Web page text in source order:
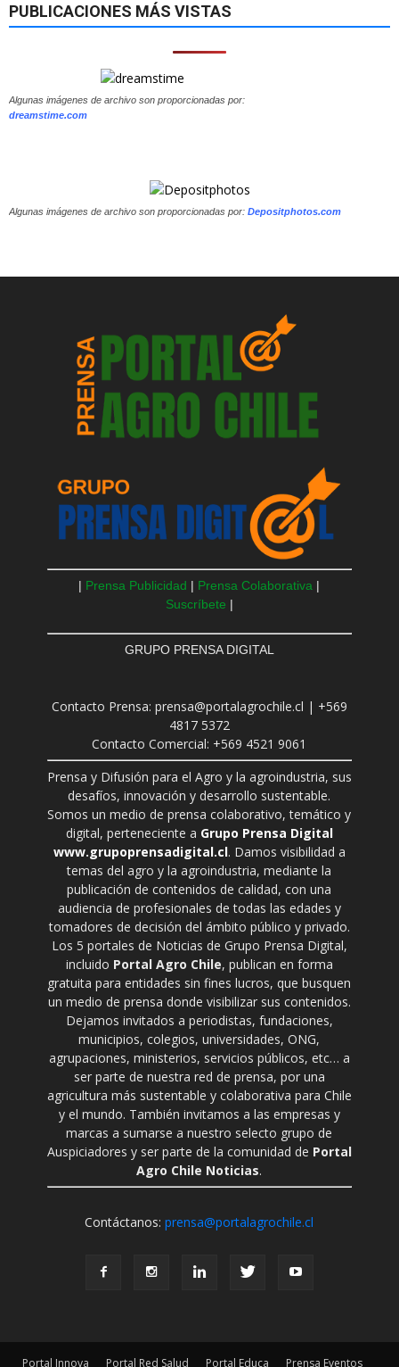
PUBLICACIONES MÁS VISTAS
Algunas imágenes de archivo son proporcionadas por:
dreamstime.com
Algunas imágenes de archivo son proporcionadas por: Depositphotos.com
| Prensa Publicidad | Prensa Colaborativa |
Suscríbete |
GRUPO PRENSA DIGITAL
Contacto Prensa: prensa@portalagrochile.cl | +569
4817 5372
Contacto Comercial: +569 4521 9061
Prensa y Difusión para el Agro y la agroindustria, sus
desafíos, innovación y desarrollo sustentable.
Somos un medio de prensa colaborativo, temático y
digital, perteneciente a Grupo Prensa Digital
www.grupoprensadigital.cl. Damos visibilidad a
temas del agro y la agroindustria, mediante la
publicación de contenidos de calidad, con una
audiencia de profesionales de todas las edades y
tomadores de decisión del ámbito público y privado.
Los 5 portales de Noticias de Grupo Prensa Digital,
incluido Portal Agro Chile, publican en forma
gratuita para entidades sin fines lucros, que busquen
un medio de prensa donde visibilizar sus contenidos.
Dejamos invitados a periodistas, fundaciones,
municipios, colegios, universidades, ONG,
agrupaciones, ministerios, servicios públicos, etc… a
ser parte de nuestra red de prensa, por una
agricultura más sustentable y colaborativa para Chile
y el mundo. También invitamos a las empresas y
marcas a sumarse a nuestro selecto grupo de
Auspiciadores y ser parte de la comunidad de Portal
Agro Chile Noticias.
Contáctanos:prensa@portalagrochile.cl
Portal Innova Portal Red Salud Portal Educa Prensa Eventos